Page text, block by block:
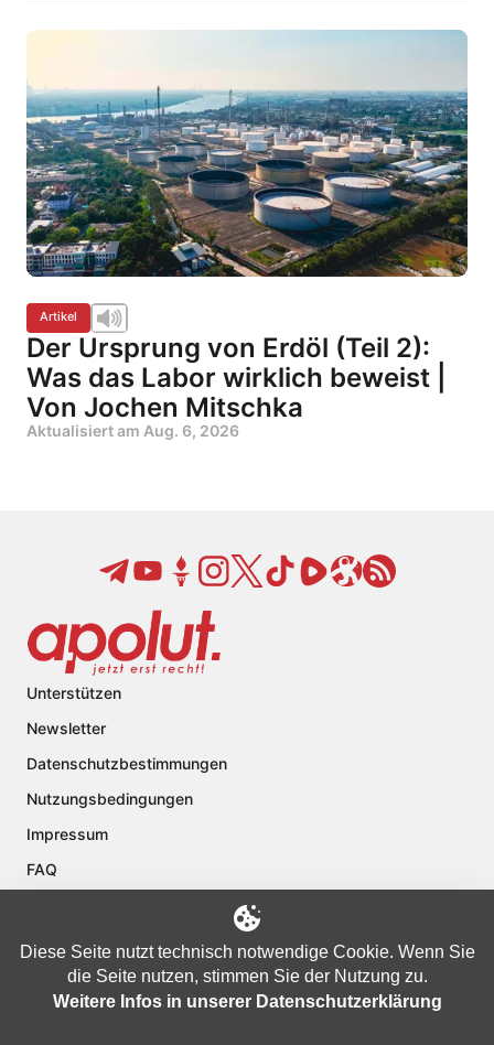
Artikel
Der Ursprung von Erdöl (Teil 2):
Was das Labor wirklich beweist |
Von Jochen Mitschka
Aktualisiert am Aug. 6, 2026
Unterstützen
Newsletter
Datenschutzbestimmungen
Nutzungsbedingungen
Impressum
FAQ
Diese Seite nutzt technisch notwendige Cookie. Wenn Sie
die Seite nutzen, stimmen Sie der Nutzung zu.
Weitere Infos in unserer Datenschutzerklärung